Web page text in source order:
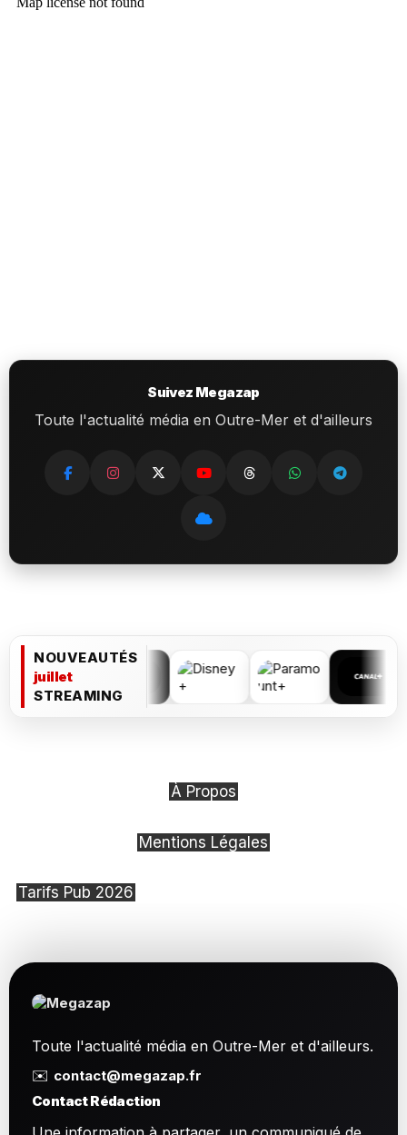
Suivez Megazap
Toute l'actualité média en Outre-Mer et d'ailleurs
NOUVEAUTÉS
juillet
STREAMING
À Propos
Mentions Légales
Tarifs Pub 2026
Toute l'actualité média en Outre-Mer et d'ailleurs.
✉️ contact@megazap.fr
Contact Rédaction